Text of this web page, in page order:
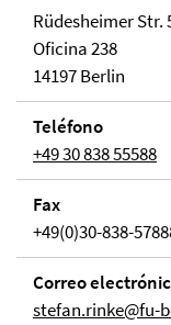
Rüdesheimer Str.
Oficina 238
14197 Berlin
Teléfono
+49 30 838 55588
Fax
+49(0)30-838-
Correo
stefan.rinke@fu-